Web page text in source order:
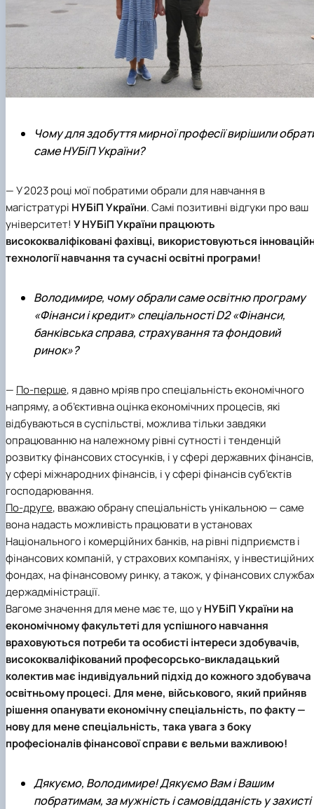
Чому для здобуття мирної професії вирішили
саме НУБіП України?
— У 2023 році мої побратими обрали для навчання в
магістратурі НУБіП України. Самі позитивні відгуки про ваш
університет! УНУБіП України працюють
висококваліфіковані фахівці, використовуються
технології навчання та сучасні освітні програми!
Володимире, чому обрали саме освітню програму
«Фінанси і кредит» спеціальності D2 «Фінанси,
банківська справа, страхування та фондовий
ринок»?
— По-перше, я давно мріяв про спеціальність економічного
напряму, а об’єктивна оцінка економічних процесів, які
відбуваються в суспільстві, можлива тільки завдяки
опрацюванню на належному рівні сутності і тенденцій
розвитку фінансових стосунків, і у сфері державних фінансів,
у сфері міжнародних фінансів, і у сфері фінансів суб’єктів
господарювання.
По-друге, вважаю обрану спеціальність унікальною — саме
вона надасть можливість працювати в установах
Національного і комерційних банків, на рівні підприємств і
фінансових компаній, у страхових компаніях, у інвестиційних
фондах, на фінансовому ринку, а також, у фінансових
держадміністрації.
Вагоме значення для мене має те, що уНУБіП України на
економічному факультетідля успішного навчання
враховуються потреби та особисті інтереси здобувачів,
висококваліфікований професорсько-викладацький
колектив має індивідуальний підхід до кожного здобувача
освітньому процесі. Для мене, військового, який прийняв
рішення опанувати економічну спеціальність, по факту —
нову для мене спеціальність, така увага з боку
професіоналів фінансової справи є вельми важливою!
Дякуємо, Володимире! Дякуємо Вам і Вашим
побратимам, за мужність і самовідданість у захисті